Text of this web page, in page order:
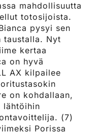
mahdollisuutta
totosijoista.
pysyi sen
taustalla. Nyt
kertaa
on hyvä
AX kilpailee
on kohdallaan,
lähtöihin
(7)
Porissa